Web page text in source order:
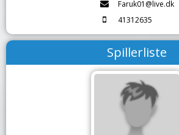
Faruk01@live.dk
41312635
Spillerliste